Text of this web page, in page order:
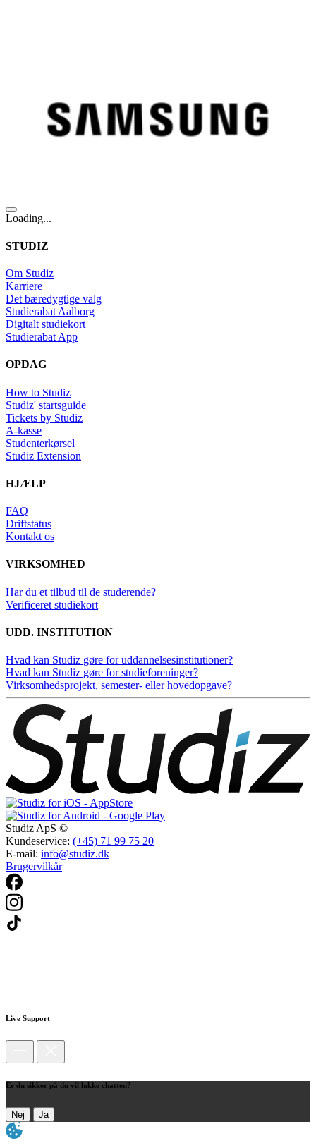
Loading...
STUDIZ
Om Studiz
Karriere
Det bæredygtige valg
Studierabat Aalborg
Digitalt studiekort
Studierabat App
OPDAG
How to Studiz
Studiz' startsguide
Tickets by Studiz
A-kasse
Studenterkørsel
Studiz Extension
HJÆLP
FAQ
Driftstatus
Kontakt os
VIRKSOMHED
Har du et tilbud til de studerende?
Verificeret studiekort
UDD. INSTITUTION
Hvad kan Studiz gøre for uddannelsesinstitutioner?
Hvad kan Studiz gøre for studieforeninger?
Virksomhedsprojekt, semester- eller hovedopgave?
Studiz ApS ©
Kundeservice: (+45) 71 99 75 20
E-mail: info@studiz.dk
Brugervilkår
Live Support
Er du sikker på du vil lukke chatten?
Nej Ja